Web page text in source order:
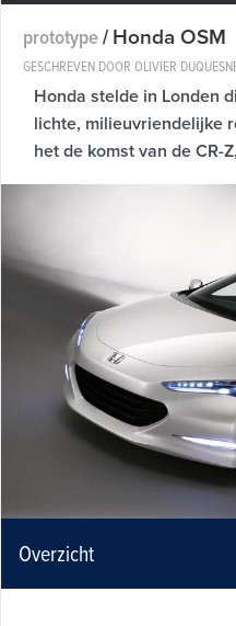
prototype/Honda OSM
GESCHREVEN DOOR OLIVIER
Honda stelde in Londen
lichte, milieuvriendelijke
het de komst van de CR-
Overzicht